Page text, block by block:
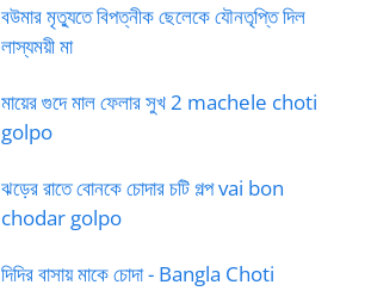
বউমার মৃত্যুতে বিপত্নীক ছেলেকে যৌনতৃপ্তি দিল
লাস্যময়ী মা
মায়ের গুদে মাল ফেলার সুখ 2 machele choti
golpo
ঝড়ের রাতে বোনকে চোদার চটি গল্প vai bon
chodar golpo
দিদির বাসায় মাকে চোদা - Bangla Choti